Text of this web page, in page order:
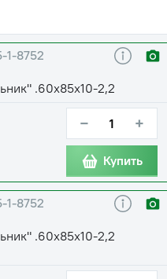
1-8752
.60х85х10-2,2
− +
Купить
1-8752
.60х85х10-2,2